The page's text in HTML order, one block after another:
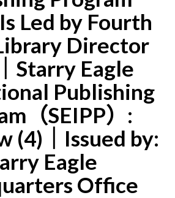
正
式
展
開
｜
加
禮
Led by Fourth
Director
Starry Eagle
Publishing
（SEIPP）:
(4)｜Issued by:
Eagle
Office